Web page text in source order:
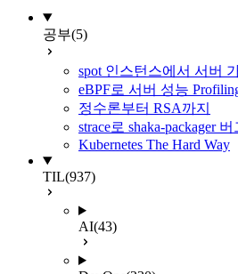
공부(5)
spot 인스턴스에서 서버
eBPF로 서버 성능
정수론부터 RSA까지
strace로 shaka-packager
Kubernetes The Hard Way
TIL(937)
AI(43)